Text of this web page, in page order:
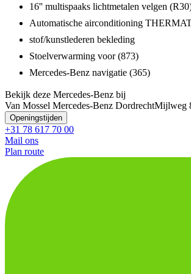
16'' multispaaks lichtmetalen velgen
Automatische airconditioning
stof/kunstlederen bekleding
Stoelverwarming voor (873)
Mercedes-Benz navigatie (365)
Bekijk deze Mercedes-Benz bij
Van Mossel Mercedes-Benz DordrechtMijlweg
Openingstijden
+31 78 617 70 00
Mail ons
Plan route